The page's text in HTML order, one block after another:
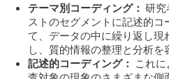
テーマ別コーディング： 研究
ストのセグメントに記述的
て、データの中に繰り返し
し、質的情報の整理と分析を
記述的コーディング： これ